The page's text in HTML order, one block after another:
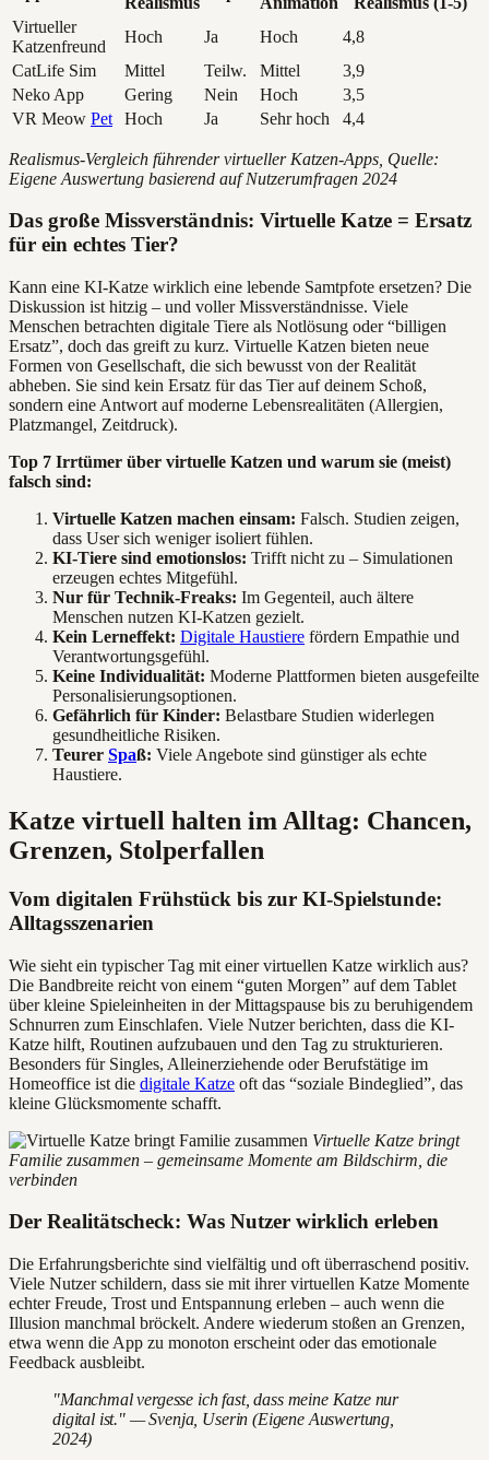
Virtueller
Katzenfreund
Hoch Ja Hoch
4,8
CatLife Sim
Mittel Teilw. Mittel
3,9
Neko App
Gering Nein Hoch
3,5
VR Meow Pet Hoch Ja Sehr hoch 4,4
Realismus-Vergleich führender virtueller Katzen-Apps, Quelle:
Eigene Auswertung basierend auf Nutzerumfragen 2024
Das große Missverständnis: Virtuelle Katze = Ersatz
für ein echtes Tier?
Kann eine KI-Katze wirklich eine lebende Samtpfote ersetzen? Die
Diskussion ist hitzig – und voller Missverständnisse. Viele
Menschen betrachten digitale Tiere als Notlösung oder “billigen
Ersatz”, doch das greift zu kurz. Virtuelle Katzen bieten neue
Formen von Gesellschaft, die sich bewusst von der Realität
abheben. Sie sind kein Ersatz für das Tier auf deinem Schoß,
sondern eine Antwort auf moderne Lebensrealitäten (Allergien,
Platzmangel, Zeitdruck).
Top 7 Irrtümer über virtuelle Katzen und warum sie (meist)
falsch sind:
Virtuelle Katzen machen einsam: Falsch. Studien zeigen,
dass User sich weniger isoliert fühlen.
KI-Tiere sind emotionslos: Trifft nicht zu – Simulationen
erzeugen echtes Mitgefühl.
Nur für Technik-Freaks: Im Gegenteil, auch ältere
Menschen nutzen KI-Katzen gezielt.
Kein Lerneffekt: Digitale Haustiere fördern Empathie und
Verantwortungsgefühl.
Keine Individualität: Moderne Plattformen bieten ausgefeilte
Personalisierungsoptionen.
Gefährlich für Kinder: Belastbare Studien widerlegen
gesundheitliche Risiken.
Teurer Spaß: Viele Angebote sind günstiger als echte
Haustiere.
Katze virtuell halten im Alltag: Chancen,
Grenzen, Stolperfallen
Vom digitalen Frühstück bis zur KI-Spielstunde:
Alltagsszenarien
Wie sieht ein typischer Tag mit einer virtuellen Katze wirklich aus?
Die Bandbreite reicht von einem “guten Morgen” auf dem Tablet
über kleine Spieleinheiten in der Mittagspause bis zu beruhigendem
Schnurren zum Einschlafen. Viele Nutzer berichten, dass die KI-
Katze hilft, Routinen aufzubauen und den Tag zu strukturieren.
Besonders für Singles, Alleinerziehende oder Berufstätige im
Homeoffice ist die digitale Katze oft das “soziale Bindeglied”, das
kleine Glücksmomente schafft.
Virtuelle Katze bringt
Familie zusammen – gemeinsame Momente am Bildschirm, die
verbinden
Der Realitätscheck: Was Nutzer wirklich erleben
Die Erfahrungsberichte sind vielfältig und oft überraschend positiv.
Viele Nutzer schildern, dass sie mit ihrer virtuellen Katze Momente
echter Freude, Trost und Entspannung erleben – auch wenn die
Illusion manchmal bröckelt. Andere wiederum stoßen an Grenzen,
etwa wenn die App zu monoton erscheint oder das emotionale
Feedback ausbleibt.
"Manchmal vergesse ich fast, dass meine Katze nur
digital ist." — Svenja, Userin (Eigene Auswertung,
2024)